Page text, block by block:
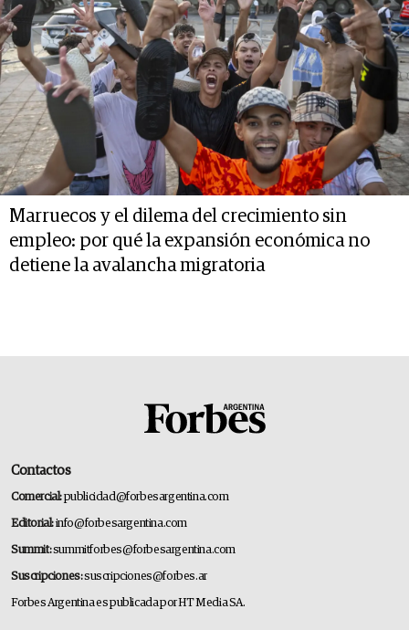
Marruecos y el dilema del crecimiento sin
empleo: por qué la expansión económica no
detiene la avalancha migratoria
Contactos
Comercial:publicidad@forbesargentina.com
Editorial:info@forbesargentina.com
Summit:summitforbes@forbesargentina.com
Suscripciones:suscripciones@forbes.ar
Forbes Argentina es publicada por HT Media SA.